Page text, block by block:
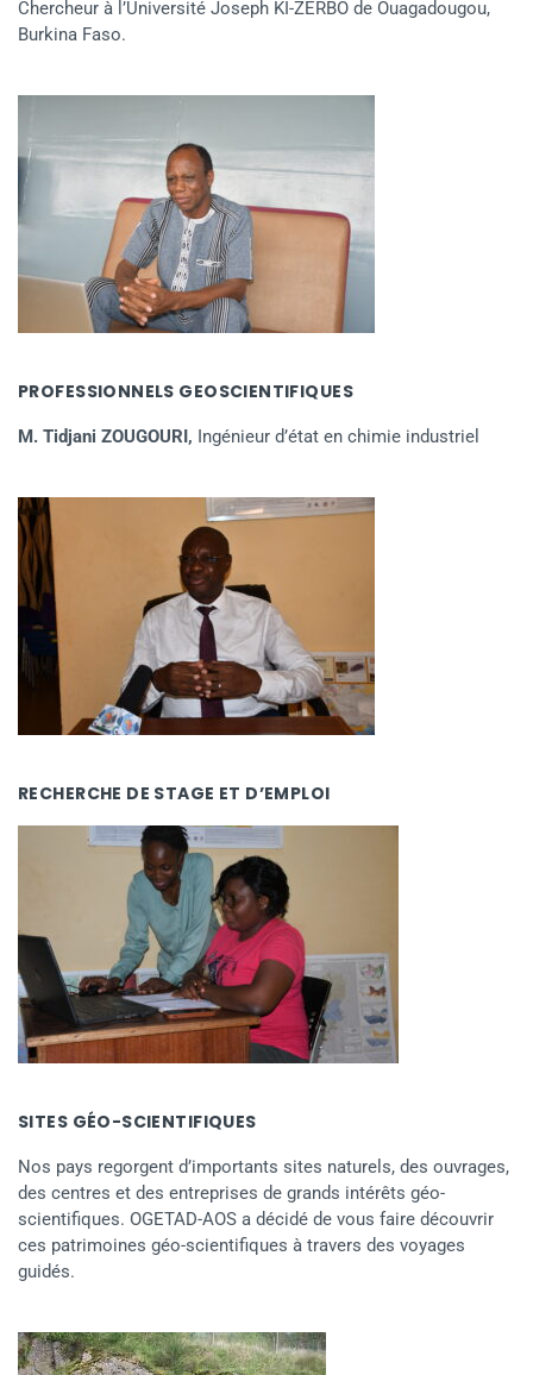
Chercheur à l’Université Joseph KI-ZERBO de Ouagadougou,
Burkina Faso.
PROFESSIONNELS GEOSCIENTIFIQUES
M. Tidjani ZOUGOURI, Ingénieur d’état en chimie industriel
RECHERCHE DE STAGE ET D’EMPLOI
SITES GÉO-SCIENTIFIQUES
Nos pays regorgent d’importants sites naturels, des ouvrages,
des centres et des entreprises de grands intérêts géo-
scientifiques. OGETAD-AOS a décidé de vous faire découvrir
ces patrimoines géo-scientifiques à travers des voyages
guidés.